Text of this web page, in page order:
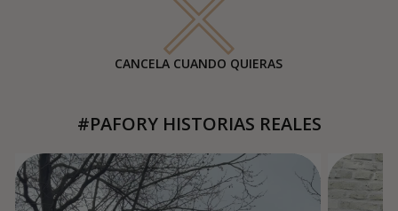
CANCELA CUANDO QUIERAS
#PAFORY HISTORIAS REALES